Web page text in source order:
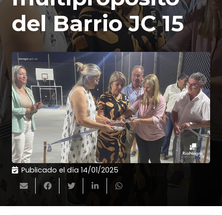
del Barrio JC 15
Publicado el día 14/01/2025